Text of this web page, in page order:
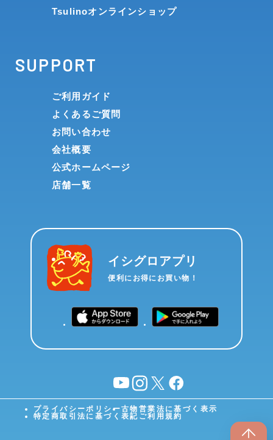
Tsulinoオンラインショップ
SUPPORT
ご利用ガイド
よくあるご質問
お問い合わせ
会社概要
公式ホームページ
店舗一覧
イシグロアプリ
便利にお得にお買い物！
YouTubeinstagram
X facebook
プライバシーポリシー古物営業法に基づく表示
特定商取引法に基づく表記 ご利用規約